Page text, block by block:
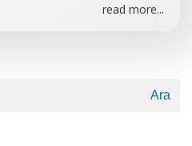
read more...
Ara